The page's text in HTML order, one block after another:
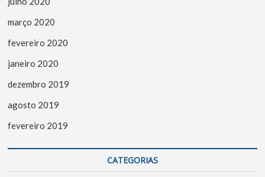
março 2020
fevereiro 2020
janeiro 2020
dezembro 2019
agosto 2019
fevereiro 2019
CATEGORIAS